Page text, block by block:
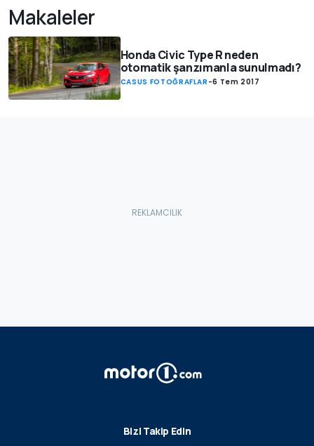
Makaleler
Honda Civic Type R neden
otomatik şanzımanla sunulmadı?
CASUS FOTOĞRAFLAR -6 Tem 2017
Bizi Takip Edin